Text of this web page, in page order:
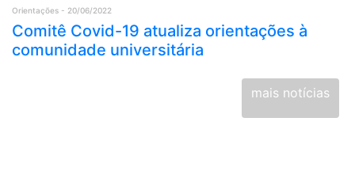
Orientações - 20/06/2022
Comitê Covid-19 atualiza orientações à
comunidade universitária
mais notícias